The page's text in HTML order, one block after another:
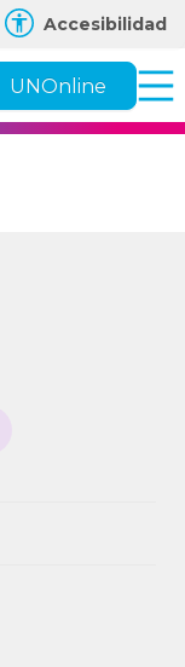
Accesibilidad
UNOnline